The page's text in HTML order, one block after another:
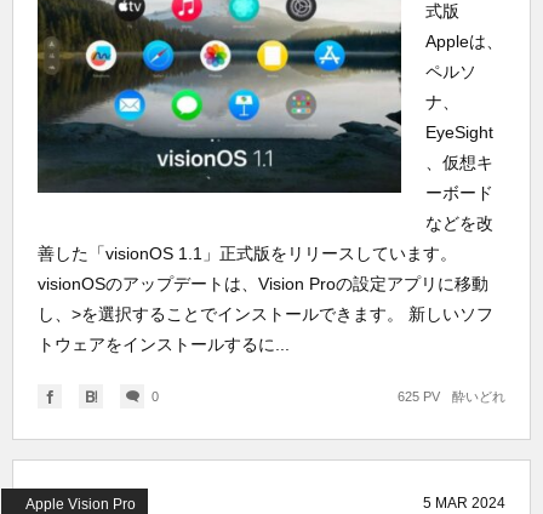
式版
Appleは、
ペルソ
ナ、
EyeSight
、仮想キ
ーボード
などを改
善した「visionOS 1.1」正式版をリリースしています。
visionOSのアップデートは、Vision Proの設定アプリに移動
し、>を選択することでインストールできます。 新しいソフ
トウェアをインストールするに...
0 酔いどれ
625 PV
Apple Vision Pro 5 MAR 2024